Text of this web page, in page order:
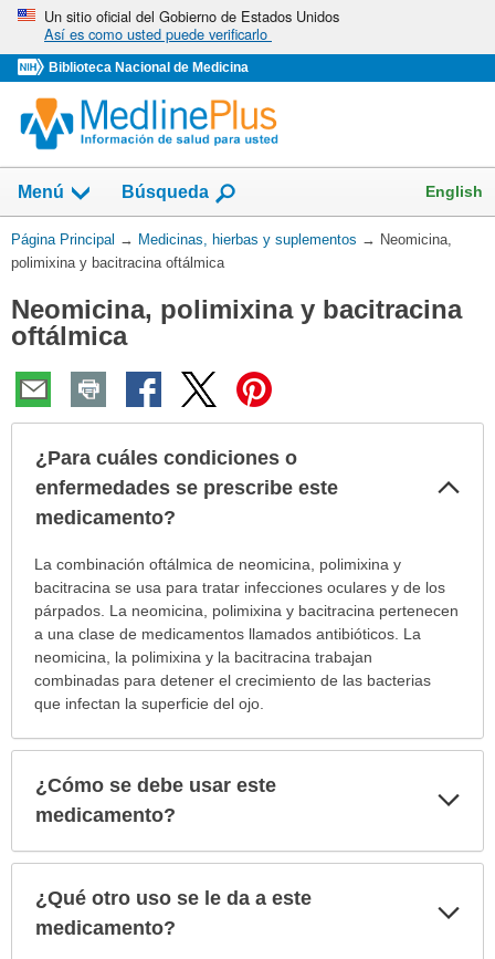
Omita
vaya
al
Contenido
Un sitio oficial del Gobierno de Estados Unidos
Así es como usted puede verificarlo
Biblioteca Nacional de Medicina
Menú
Mostrar
campo
de
Búsqueda English
Usted
está
Página Principal → Medicinas, hierbas y suplementos → Neomicina,
polimixina y bacitracina oftálmica
Neomicina, polimixina y bacitracina
oftálmica
¿Para cuáles condiciones o
enfermedades se prescribe este
medicamento?
¿Para
cuáles
condiciones
enfermedades
prescribe
medicamento?
sido
extendido.
La combinación oftálmica de neomicina, polimixina y
bacitracina se usa para tratar infecciones oculares y de los
párpados. La neomicina, polimixina y bacitracina pertenecen
a una clase de medicamentos llamados antibióticos. La
neomicina, la polimixina y la bacitracina trabajan
combinadas para detener el crecimiento de las bacterias
que infectan la superficie del ojo.
¿Cómo se debe usar este
medicamento?
¿Qué otro uso se le da a este
medicamento?